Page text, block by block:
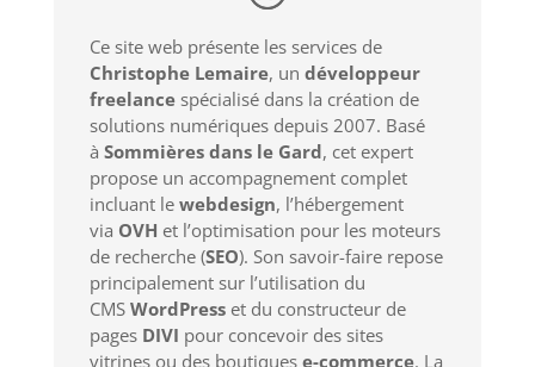
Ce site web présente les services de
Christophe Lemaire, un développeur
freelancespécialisé dans la création de
solutions numériques depuis 2007. Basé
à Sommières dans le Gard, cet expert
propose un accompagnement complet
incluant le webdesign, l’hébergement
via OVH et l’optimisation pour les moteurs
de recherche (SEO). Son savoir-faire repose
principalement sur l’utilisation du
CMS WordPresset du constructeur de
pages DIVI pour concevoir des sites
vitrines ou des boutiques e-commerce. La